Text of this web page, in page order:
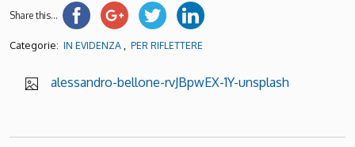
Share this...
Categorie: IN EVIDENZA , PER RIFLETTERE
alessandro-bellone-rvJBpwEX-1Y-unsplash